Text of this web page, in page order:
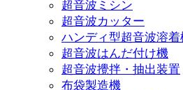
超音波ミシン
超音波カッター
ハンディ型超音波溶着
超音波はんだ付け機
超音波攪拌・抽出装置
布袋製造機